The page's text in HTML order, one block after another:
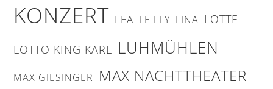
KONZERT LEA LE FLY LINA LOTTE
LOTTO KING KARL LUHMÜHLEN
MAX GIESINGER MAX NACHTTHEATER